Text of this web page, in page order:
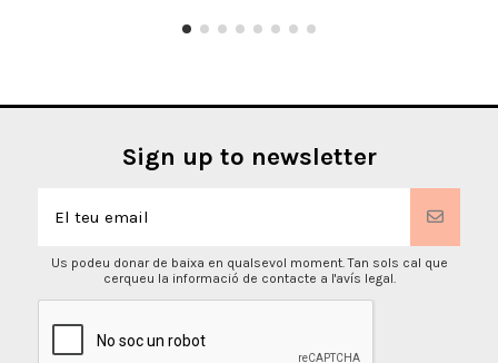
Sign up to newsletter
Us podeu donar de baixa en qualsevol moment. Tan sols cal que
cerqueu la informació de contacte a l'avís legal.